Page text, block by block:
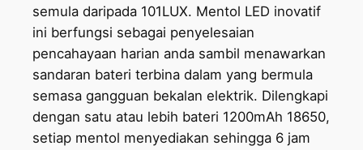
semula daripada 101LUX. Mentol LED inovatif
ini berfungsi sebagai penyelesaian
pencahayaan harian anda sambil menawarkan
sandaran bateri terbina dalam yang bermula
semasa gangguan bekalan elektrik. Dilengkapi
dengan satu atau lebih bateri 1200mAh 18650,
setiap mentol menyediakan sehingga 6 jam